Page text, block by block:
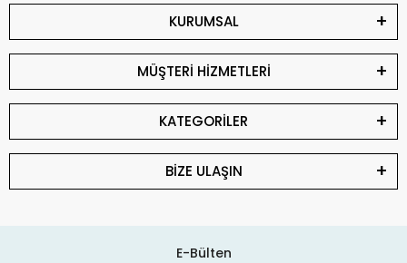
KURUMSAL
MÜŞTERİ HİZMETLERİ
KATEGORİLER
BİZE ULAŞIN
E-Bülten